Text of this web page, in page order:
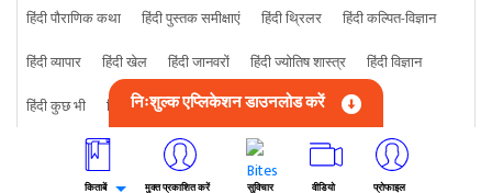
हिंदी पौराणिक कथा
हिंदी पुस्तक समीक्षाएं हिंदी थ्रिलर
हिंदी कल्पित-विज्ञान
हिंदी व्यापार
हिंदी खेल हिंदी जानवरों हिंदी ज्योतिष शास्त्र
हिंदी विज्ञान
हिंदी कुछ भी
हिंदी क्राइम कहानी
निःशुल्क एप्लिकेशन डाउनलोड करें
किताबें मुक्त प्रकाशित करें सुविचार वीडियो प्रोफाइल